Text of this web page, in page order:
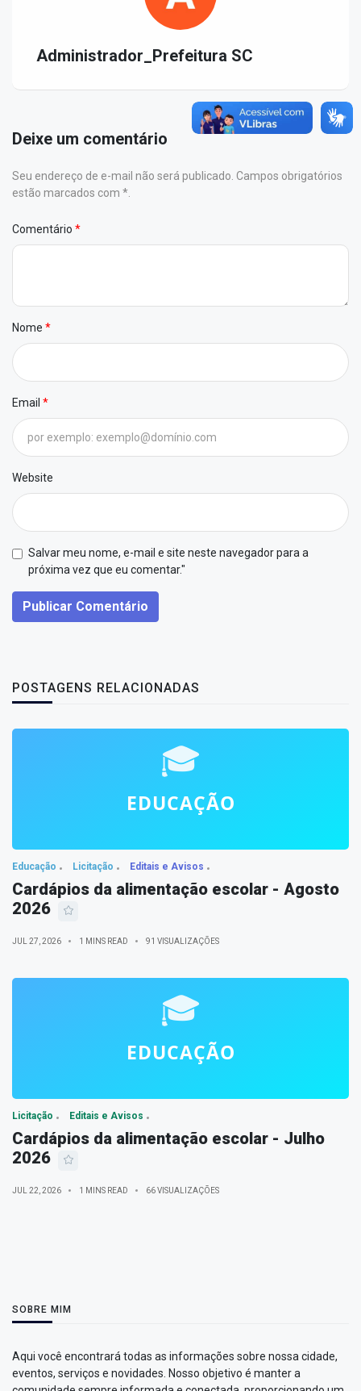
Administrador_Prefeitura SC
Deixe um comentário
Seu endereço de e-mail não será publicado. Campos obrigatórios
estão marcados com *.
Comentário
Nome
Email
Website
Salvar meu nome, e-mail e site neste navegador para a
próxima vez que eu comentar."
Publicar Comentário
POSTAGENS RELACIONADAS
Educação Licitação Editais e Avisos
Cardápios da alimentação escolar - Agosto
2026
JUL 27, 2026 1 MINS READ 91 VISUALIZAÇÕES
Licitação Editais e Avisos
Cardápios da alimentação escolar - Julho
2026
JUL 22, 2026 1 MINS READ 66 VISUALIZAÇÕES
SOBRE MIM
Aqui você encontrará todas as informações sobre nossa cidade,
eventos, serviços e novidades. Nosso objetivo é manter a